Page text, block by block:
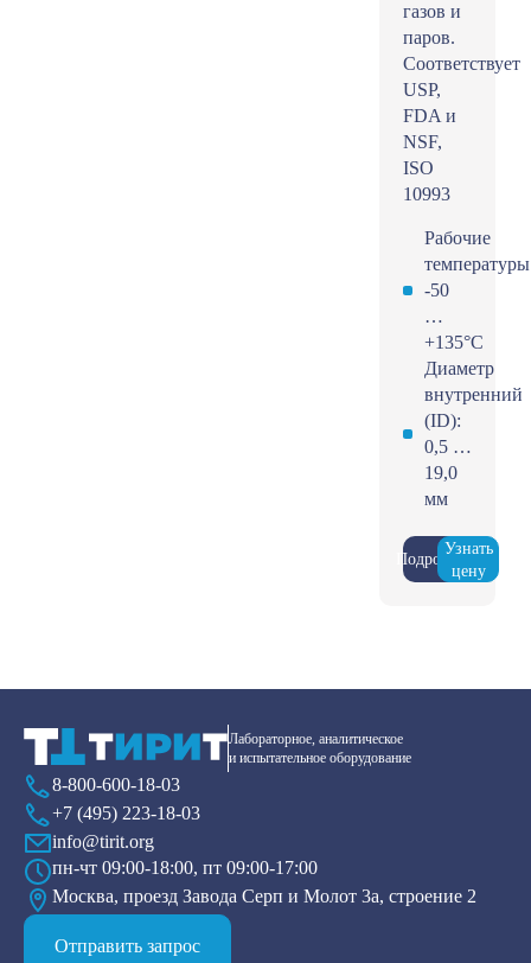
газов и
паров.
Соответствует
USP,
FDA и
NSF,
ISO
10993
Рабочие
-50
…
+135°С
Диаметр
внутренний
(ID):
0,5 …
19,0
мм
Подробнее
Узнать
цену
Лабораторное, аналитическое
и испытательное оборудование
8-800-600-18-03
+7 (495) 223-18-03
info@tirit.org
пн-чт 09:00-18:00, пт 09:00-17:00
Москва, проезд Завода Серп и Молот 3а, строение 2
Отправить запрос